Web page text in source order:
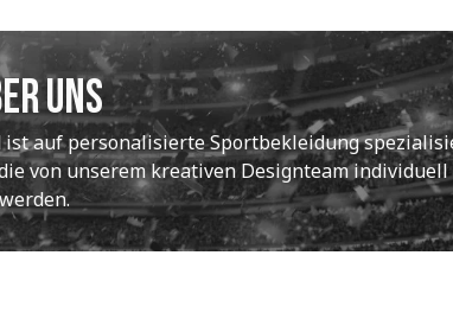
uns
auf personalisierte Sportbekleidung
von unserem kreativen Designteam
werden.